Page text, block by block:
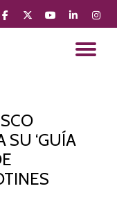
fa-
fa-
brands
fa-
youtube-
fa-
linkedin
fa-
SU ‘GUÍA